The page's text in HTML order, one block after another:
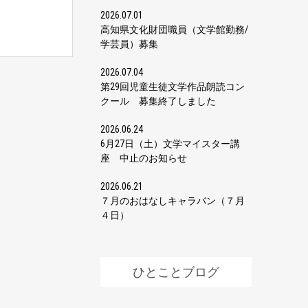
2026.07.01
高知県文化財団職員（文学館勤務/
学芸員）募集
2026.07.04
第29回児童生徒文学作品朗読コン
クール 募集終了しました
2026.06.24
6月27日（土）文学マイスター講
座 中止のお知らせ
2026.06.21
７月のおはなしキャラバン（７月
４日）
ひとことブログ